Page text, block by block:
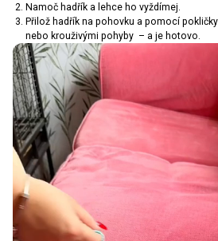
Namoč hadřík a lehce ho vyždímej.
Přilož hadřík na pohovku a pomocí
nebo krouživými pohyby – a je hotovo.